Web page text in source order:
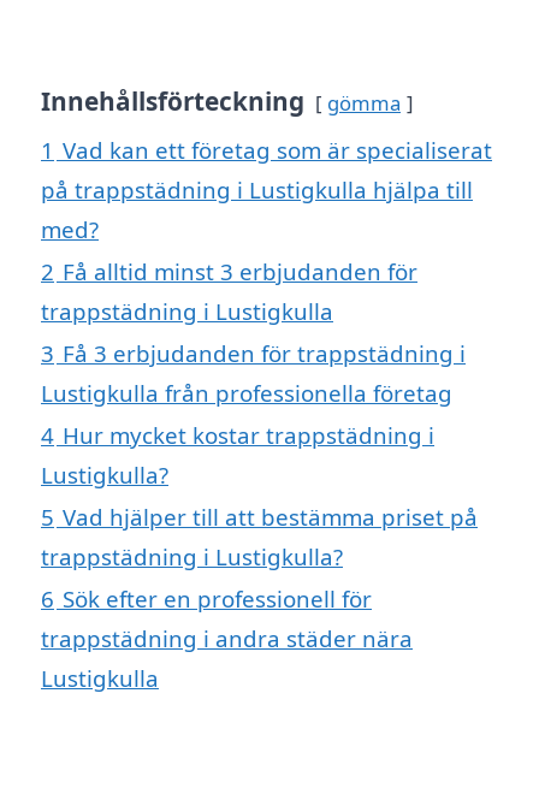
Innehållsförteckning gömma
1 Vad kan ett företag som är specialiserat
på trappstädning i Lustigkulla hjälpa till
med?
2 Få alltid minst 3 erbjudanden för
trappstädning i Lustigkulla
3 Få 3 erbjudanden för trappstädning i
Lustigkulla från professionella företag
4 Hur mycket kostar trappstädning i
Lustigkulla?
5 Vad hjälper till att bestämma priset på
trappstädning i Lustigkulla?
6 Sök efter en professionell för
trappstädning i andra städer nära
Lustigkulla